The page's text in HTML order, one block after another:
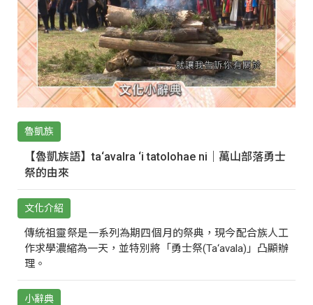
魯凱族
【魯凱族語】ta‘avalra ‘i tatolohae ni｜萬山部落勇士
祭的由來
文化介紹
傳統祖靈祭是一系列為期四個月的祭典，現今配合族人工
作求學濃縮為一天，並特別將「勇士祭(Ta‘avala)」凸顯辦
理。
小辭典